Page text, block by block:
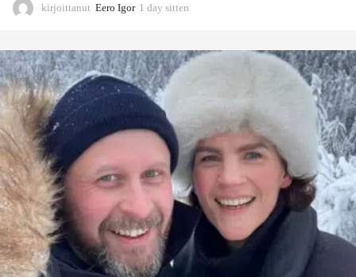
kirjoittanut Eero Igor 1 day sitten
y
n